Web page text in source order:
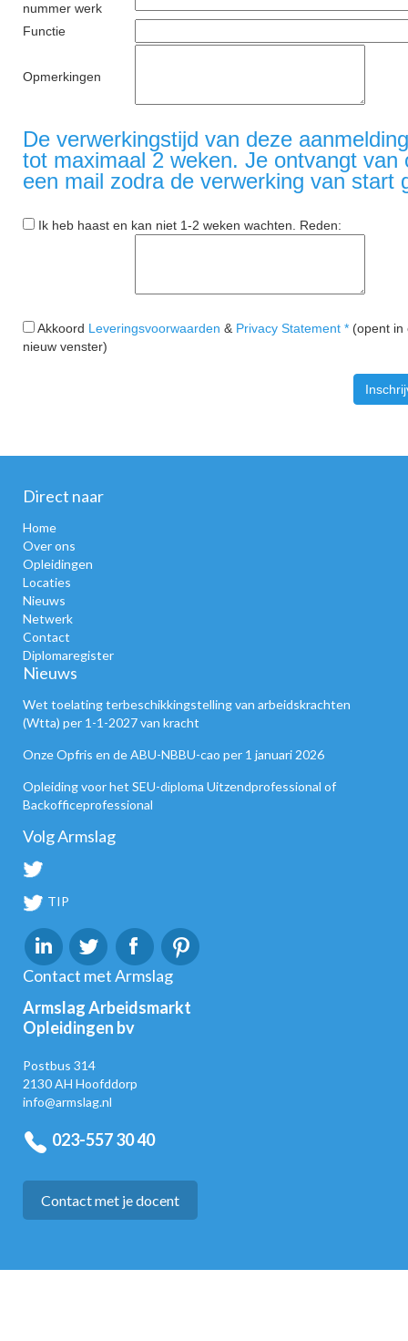
nummer werk
Functie
Opmerkingen
De verwerkingstijd van deze
tot maximaal 2 weken. Je ontvangt van
een mail zodra de verwerking van start
Ik heb haast en kan niet 1-2 weken wachten. Reden:
Akkoord Leveringsvoorwaarden & Privacy Statement * (opent in
nieuw venster)
Direct naar
Home
Over ons
Opleidingen
Locaties
Nieuws
Netwerk
Contact
Diplomaregister
Nieuws
Wet toelating terbeschikkingstelling van arbeidskrachten
(Wtta) per 1-1-2027 van kracht
Onze Opfris en de ABU-NBBU-cao per 1 januari 2026
Opleiding voor het SEU-diploma Uitzendprofessional of
Backofficeprofessional
Volg Armslag
TIP
Contact met Armslag
Armslag Arbeidsmarkt
Opleidingen bv
Postbus 314
2130 AH Hoofddorp
info@armslag.nl
023-557 30 40
Contact met je docent